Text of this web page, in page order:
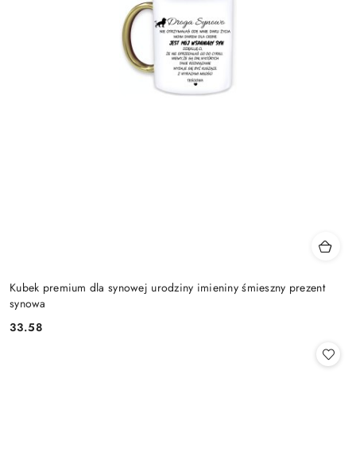
Kubek premium dla synowej urodziny imieniny śmieszny prezent
synowa
Cena:
33.58